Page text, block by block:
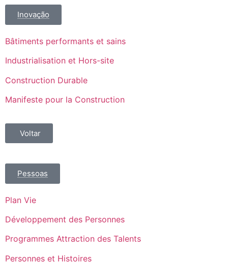
Inovação
Bâtiments performants et sains
Industrialisation et Hors-site
Construction Durable
Manifeste pour la Construction
Voltar
Pessoas
Plan Vie
Développement des Personnes
Programmes Attraction des Talents
Personnes et Histoires